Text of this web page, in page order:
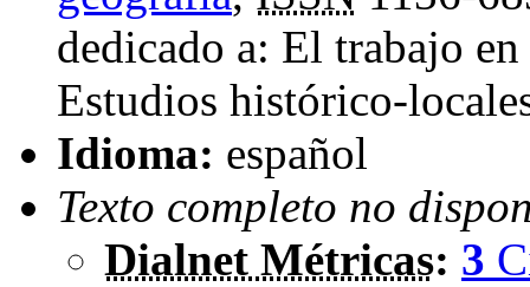
dedicado a: El trabajo
Estudios histórico-
Idioma: español
Texto completo no
Dialnet Métricas: 3